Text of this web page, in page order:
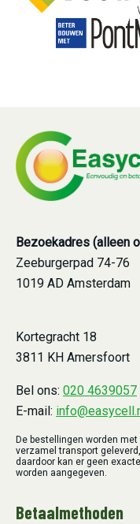
Bezoekadres (alleen
Zeeburgerpad 74-76
1019 AD Amsterdam
Kortegracht 18
3811 KH Amersfoort
Bel ons: 020 4639057
E-mail:
De bestellingen worden met
verzamel transport geleverd,
daardoor kan er geen
worden aangegeven.
Betaalmethoden